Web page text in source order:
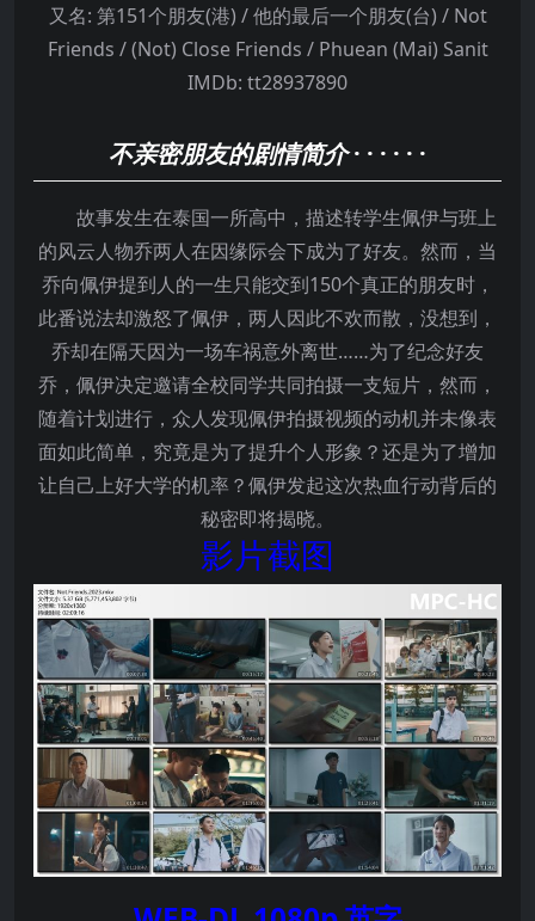
又名: 第151个朋友(港) / 他的最后一个朋友(台) / Not
Friends / (Not) Close Friends / Phuean (Mai) Sanit
IMDb: tt28937890
不亲密朋友的剧情简介· · · · · ·
故事发生在泰国一所高中，描述转学生佩伊与班上
的风云人物乔两人在因缘际会下成为了好友。然而，当
乔向佩伊提到人的一生只能交到150个真正的朋友时，
此番说法却激怒了佩伊，两人因此不欢而散，没想到，
乔却在隔天因为一场车祸意外离世……为了纪念好友
乔，佩伊决定邀请全校同学共同拍摄一支短片，然而，
随着计划进行，众人发现佩伊拍摄视频的动机并未像表
面如此简单，究竟是为了提升个人形象？还是为了增加
让自己上好大学的机率？佩伊发起这次热血行动背后的
秘密即将揭晓。
影片截图